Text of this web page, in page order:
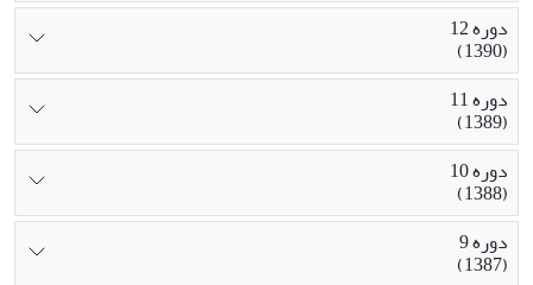
دوره 12
(1390)
دوره 11
(1389)
دوره 10
(1388)
دوره 9
(1387)